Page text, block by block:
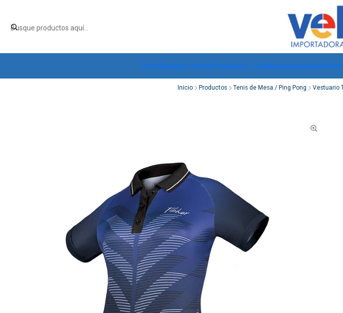
InicioQuiénes SomosProductos CatalogoInstalaciones
Envíos a todo Chile, RM de 1
Inicio Productos Tenis de Mesa / Ping Pong Vestuario